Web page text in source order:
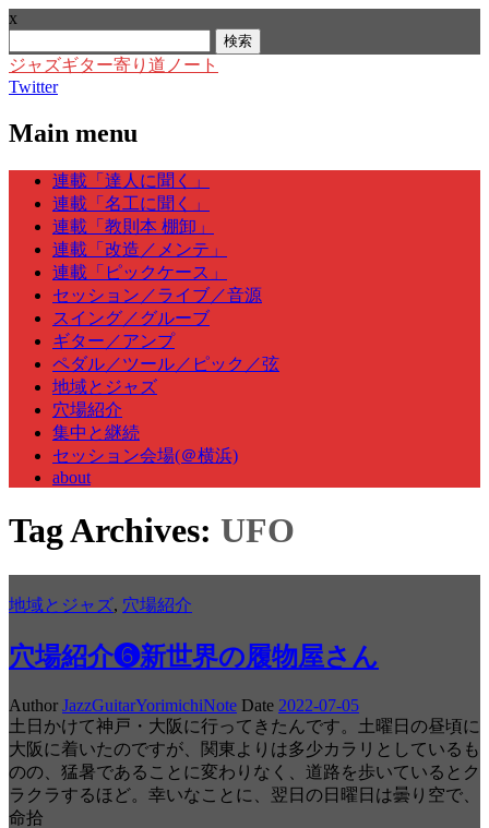
x
索:
ジャズギター寄り道ノート
Twitter
Main menu
Skip
content
連載「達人に聞く」
連載「名工に聞く」
連載「教則本 棚卸」
連載「改造／メンテ」
連載「ピックケース」
セッション／ライブ／音源
スイング／グルーブ
ギター／アンプ
ペダル／ツール／ピック／弦
地域とジャズ
穴場紹介
集中と継続
セッション会場(＠横浜)
about
Tag Archives: UFO
地域とジャズ, 穴場紹介
穴場紹介❻新世界の履物屋さん
Author JazzGuitarYorimichiNote Date 2022-07-05
土日かけて神戸・大阪に行ってきたんです。土曜日の昼頃に
大阪に着いたのですが、関東よりは多少カラリとしているも
のの、猛暑であることに変わりなく、道路を歩いているとク
ラクラするほど。幸いなことに、翌日の日曜日は曇り空で、
命拾